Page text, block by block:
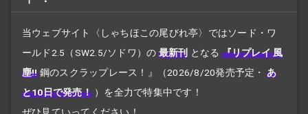
当ウェブサイト〈しゃちほこの尾びれ亭〉ではソード・ワ
ールド2.5（SW2.5/ソドワ）の 最新刊 となる 『リプレイ 風
塵!! 鋼のスクラップレース！』 （2026/8/20発売予定・ あ
と10日で発売！ ）を全力で特集中です！